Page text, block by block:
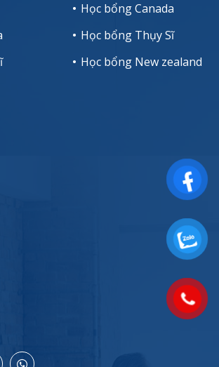
Học bổng Canada
Học bổng Thụy Sĩ
Học bổng New zealand